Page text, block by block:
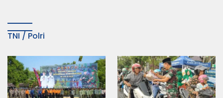
TNI / Polri